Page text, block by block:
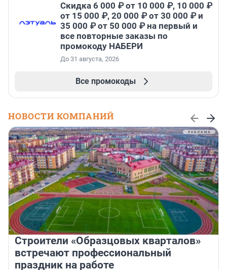
Скидка 6 000 ₽ от 10 000 ₽, 10 000 ₽
от 15 000 ₽, 20 000 ₽ от 30 000 ₽ и
35 000 ₽ от 50 000 ₽ на первый и
все повторные заказы по
промокоду НАБЕРИ
До 31 августа, 2026
Все промокоды
НОВОСТИ КОМПАНИЙ
Строители «Образцовых кварталов»
встречают профессиональный
праздник на работе